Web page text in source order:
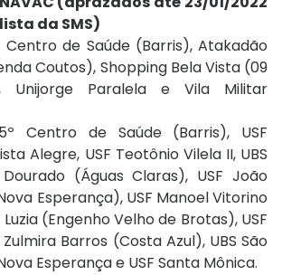
da SMS)
de Saúde (Barris), Atakadão
Coutos), Shopping Bela Vista (09
Unijorge Paralela e Vila Militar
Centro de Saúde (Barris), USF
Alegre, USF Teotônio Vilela II, UBS
(Águas Claras), USF João
Esperança), USF Manoel Vitorino
(Engenho Velho de Brotas), USF
Barros (Costa Azul), UBS São
Esperança e USF Santa Mônica.